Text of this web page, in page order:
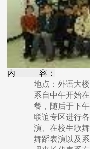
内 容：
地点：外语大
系自中午开始
餐，随后于下
联谊专区进行
演、在校生歌
舞蹈表演以及